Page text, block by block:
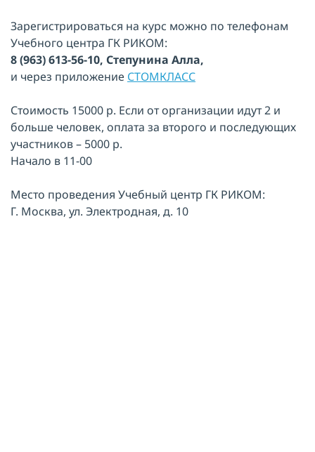
Зарегистрироваться на курс можно по телефонам
Учебного центра ГК РИКОМ:
8 (963) 613-56-10, Степунина Алла,
и через приложение СТОМКЛАСС
Стоимость 15000 р. Если от организации идут 2 и
больше человек, оплата за второго и последующих
участников – 5000 р.
Начало в 11-00
Место проведения Учебный центр ГК РИКОМ:
Г. Москва, ул. Электродная, д. 10